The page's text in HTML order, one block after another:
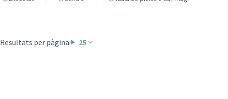
Resultats per pàgina: 25